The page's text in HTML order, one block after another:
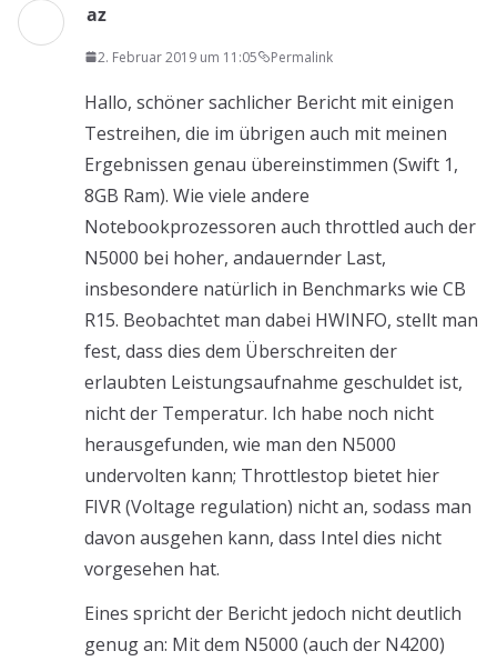
az
2. Februar 2019 um 11:05 Permalink
Hallo, schöner sachlicher Bericht mit einigen
Testreihen, die im übrigen auch mit meinen
Ergebnissen genau übereinstimmen (Swift 1,
8GB Ram). Wie viele andere
Notebookprozessoren auch throttled auch der
N5000 bei hoher, andauernder Last,
insbesondere natürlich in Benchmarks wie CB
R15. Beobachtet man dabei HWINFO, stellt man
fest, dass dies dem Überschreiten der
erlaubten Leistungsaufnahme geschuldet ist,
nicht der Temperatur. Ich habe noch nicht
herausgefunden, wie man den N5000
undervolten kann; Throttlestop bietet hier
FIVR (Voltage regulation) nicht an, sodass man
davon ausgehen kann, dass Intel dies nicht
vorgesehen hat.
Eines spricht der Bericht jedoch nicht deutlich
genug an: Mit dem N5000 (auch der N4200)